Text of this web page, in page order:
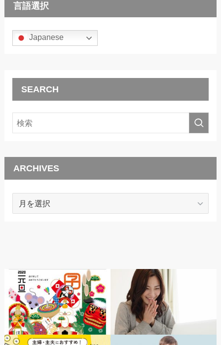
言語選択
Japanese
SEARCH
ARCHIVES
ARCHIVES